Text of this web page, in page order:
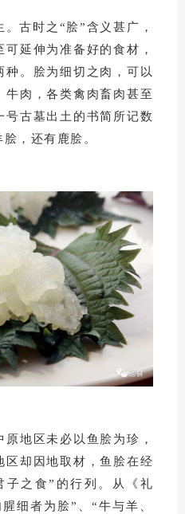
。古时之“脍”含义甚广，
延伸为准备好的食材，
。
脍为细切之肉，可以
牛肉，各类禽肉畜肉甚至
号古墓出土的书简所记数
，还有鹿脍。
地区未必以鱼脍为珍，
区却因地取材，鱼脍在经
之食”的行列。
从《礼
细者为脍”、“牛与羊、